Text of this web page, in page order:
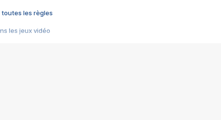
toutes les règles
les jeux vidéo